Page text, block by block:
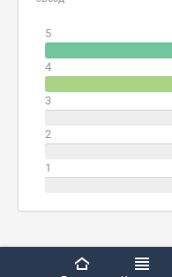
5
4
3
2
1